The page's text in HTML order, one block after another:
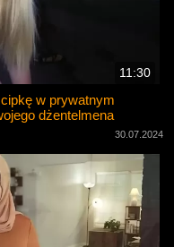
11:30
w prywatnym
dżentelmena
30.07.2024